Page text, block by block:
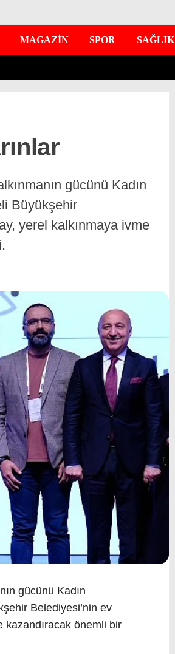
MAGAZİN SPOR SAĞLIK
gücünü Kadın
Büyükşehir
yerel kalkınmaya ivme
gücünü Kadın
Belediyesi’nin ev
kazandıracak önemli bir